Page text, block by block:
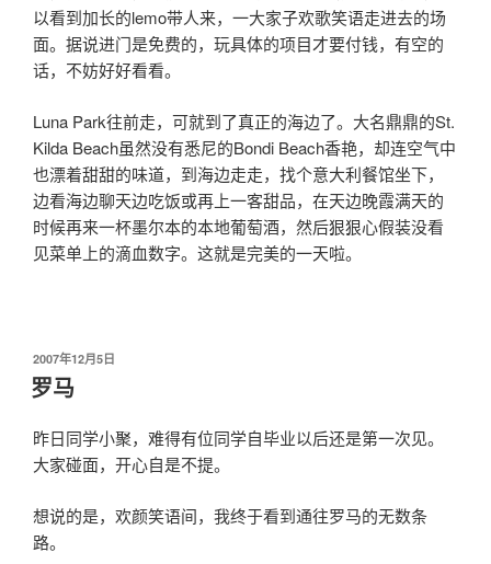
以看到加长的lemo带人来，一大家子欢歌笑语走进去的场
面。据说进门是免费的，玩具体的项目才要付钱，有空的
话，不妨好好看看。
Luna Park往前走，可就到了真正的海边了。大名鼎鼎的St.
Kilda Beach虽然没有悉尼的Bondi Beach香艳，却连空气中
也漂着甜甜的味道，到海边走走，找个意大利餐馆坐下，
边看海边聊天边吃饭或再上一客甜品，在天边晚霞满天的
时候再来一杯墨尔本的本地葡萄酒，然后狠狠心假装没看
见菜单上的滴血数字。这就是完美的一天啦。
发
布
于
2007年12月5日
罗马
昨日同学小聚，难得有位同学自毕业以后还是第一次见。
大家碰面，开心自是不提。
想说的是，欢颜笑语间，我终于看到通往罗马的无数条
路。